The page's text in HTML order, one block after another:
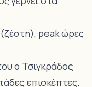
peak ώρες
ο Τσιγκράδος
επισκέπτες.